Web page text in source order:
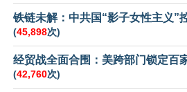
铁链未解：中共国“影子女性主义”
(45,898次)
经贸战全面合围：美跨部门锁定百
(42,760次)